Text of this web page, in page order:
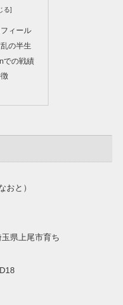
ィール
の半生
での戦績
おと）
県上尾市育ち